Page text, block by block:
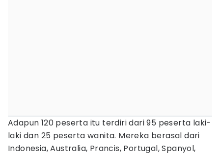
Adapun 120 peserta itu terdiri dari 95 peserta laki-
laki dan 25 peserta wanita. Mereka berasal dari
Indonesia, Australia, Prancis, Portugal, Spanyol,